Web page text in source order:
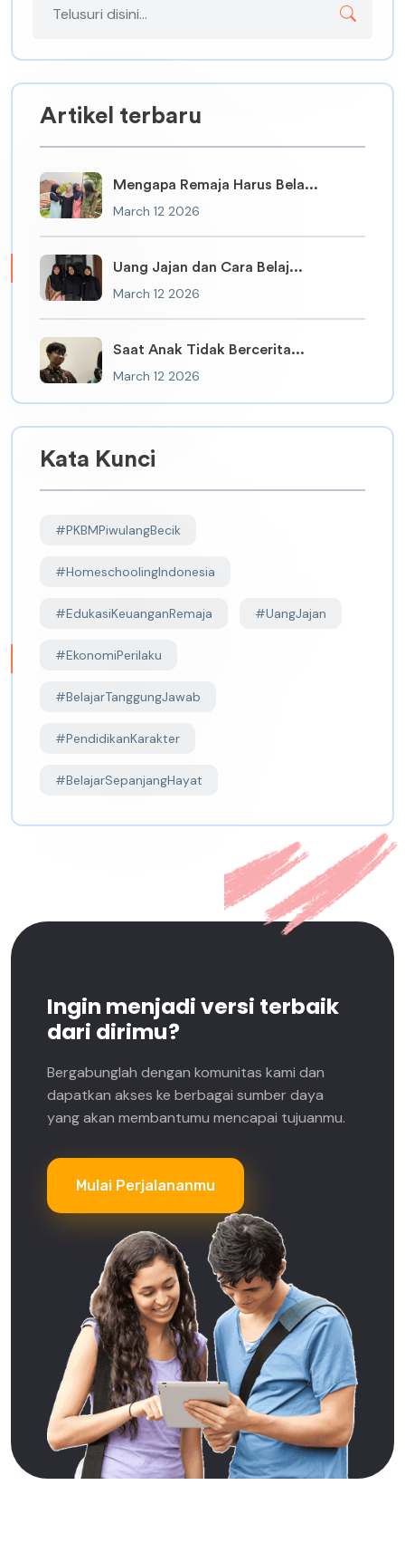
Artikel terbaru
Mengapa Remaja Harus Bela...
March 12 2026
Uang Jajan dan Cara Belaj...
March 12 2026
Saat Anak Tidak Bercerita...
March 12 2026
Kata Kunci
#PKBMPiwulangBecik
#HomeschoolingIndonesia
#EdukasiKeuanganRemaja #UangJajan
#EkonomiPerilaku
#BelajarTanggungJawab
#PendidikanKarakter
#BelajarSepanjangHayat
Ingin menjadi versi terbaik
dari dirimu?
Bergabunglah dengan komunitas kami dan
dapatkan akses ke berbagai sumber daya
yang akan membantumu mencapai tujuanmu.
Mulai Perjalananmu